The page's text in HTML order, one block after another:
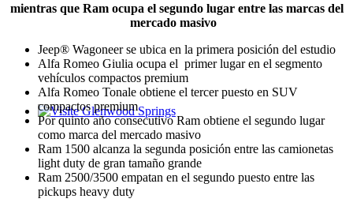
Glenwood Springs - Bello y Encantador
mientras que Ram ocupa el segundo lugar entre las marcas del
mercado masivo
Jeep® Wagoneer se ubica en la primera posición del estudio
Alfa Romeo Giulia ocupa el primer lugar en el segmento
vehículos compactos premium
Alfa Romeo Tonale obtiene el tercer puesto en SUV
compactos premium
Por quinto año consecutivo Ram obtiene el segundo lugar
como marca del mercado masivo
Ram 1500 alcanza la segunda posición entre las camionetas
light duty de gran tamaño grande
Ram 2500/3500 empatan en el segundo puesto entre las
pickups heavy duty